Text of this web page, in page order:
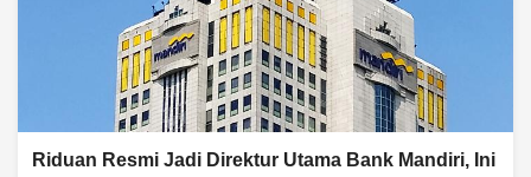
Riduan Resmi Jadi Direktur Utama Bank Mandiri, Ini